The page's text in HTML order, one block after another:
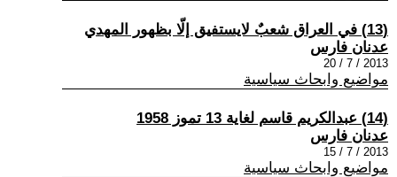
(13) في العراق شعبٌ لايستفيق إلّا بظهور المهدي
عدنان فارس
2013 / 7 / 20
مواضيع وابحاث سياسية
(14) عبدالكريم قاسم لغاية 13 تموز 1958
عدنان فارس
2013 / 7 / 15
مواضيع وابحاث سياسية